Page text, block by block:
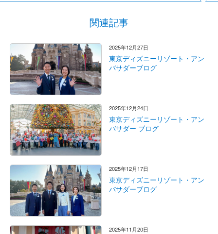
関連記事
2025年12月27日
東京ディズニーリゾート・アン
バサダーブログ
2025年12月24日
東京ディズニーリゾート・アン
バサダー ブログ
2025年12月17日
東京ディズニーリゾート・アン
バサダーブログ
2025年11月20日